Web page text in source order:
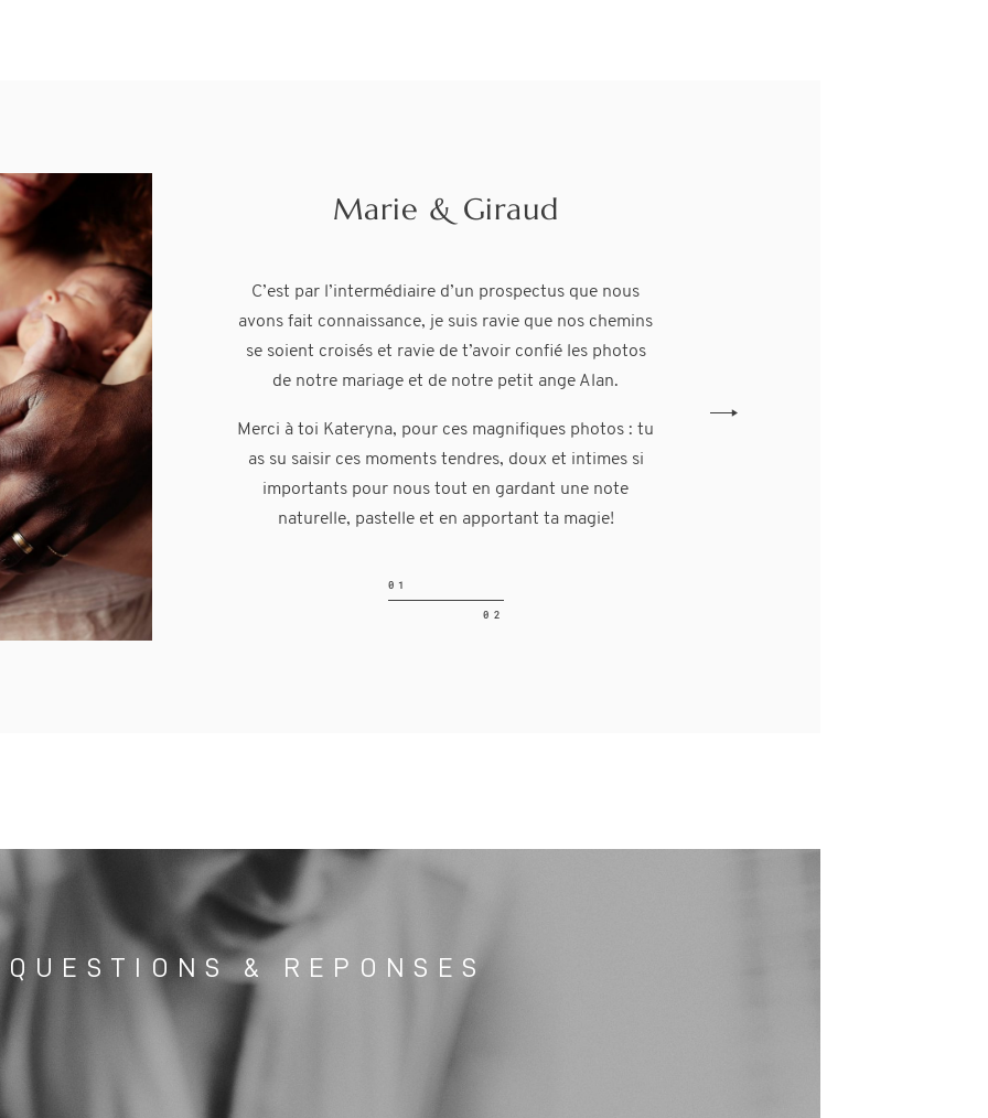
Marie & Giraud
C’est par l’intermédiaire d’un prospectus que nous
avons fait connaissance, je suis ravie que nos chemins
se soient croisés et ravie de t’avoir confié les photos
de notre mariage et de notre petit ange Alan.
Merci à toi Kateryna, pour ces magnifiques photos : tu
as su saisir ces moments tendres, doux et intimes si
importants pour nous tout en gardant une note
naturelle, pastelle et en apportant ta magie!
01
02
Julie & Benjamin
Nous avons apprécié ta simplicité autant dans la mise
02
QUESTIONS & REPONSES